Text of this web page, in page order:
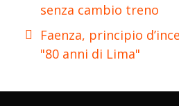
senza cambio treno
Faenza, principio
"80 anni di Lima"